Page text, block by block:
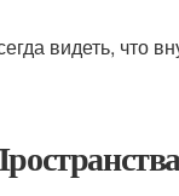
видеть, что